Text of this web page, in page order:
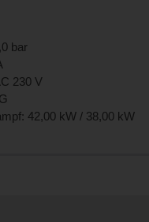
bar
230 V
42,00 kW / 38,00 kW